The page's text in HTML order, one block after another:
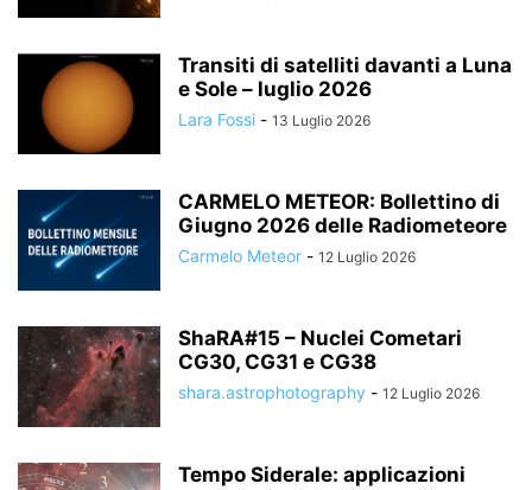
Transiti di satelliti davanti a Luna
e Sole – luglio 2026
Lara Fossi - 13 Luglio 2026
CARMELO METEOR: Bollettino di
Giugno 2026 delle Radiometeore
Carmelo Meteor - 12 Luglio 2026
ShaRA#15 – Nuclei Cometari
CG30, CG31 e CG38
shara.astrophotography - 12 Luglio 2026
Tempo Siderale: applicazioni